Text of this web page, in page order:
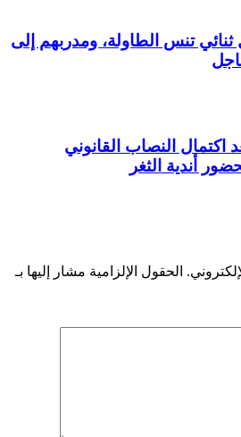
ثنائي تنس الطاولة، ومدربهم إلى
اكتمال النصاب القانوني
أندية الثغر
الحقول الإلزامية مشار إليها بـ